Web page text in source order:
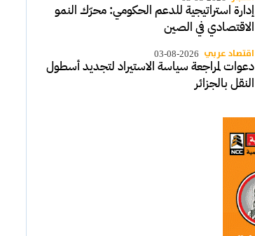
إدارة استراتيجية للدعم الحكومي: محرّك النمو
الاقتصادي في الصين
اقتصاد عربي 03-08-2026
دعوات لمراجعة سياسة الاستيراد لتجديد أسطول
النقل بالجزائر